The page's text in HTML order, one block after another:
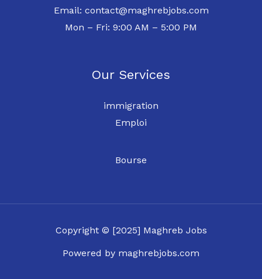
Email: contact@maghrebjobs.com
Mon – Fri: 9:00 AM – 5:00 PM
Our Services
immigration
Emploi
Bourse
Copyright © [2025] Maghreb Jobs
Powered by maghrebjobs.com